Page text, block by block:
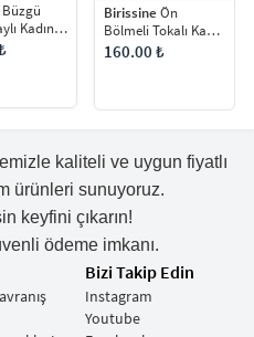
Büzgü
Kadın
Birissine Ön
Bölmeli Tokalı Kadın
Günlük Çapraz
160.00 ₺
kaliteli ve uygun fiyatlı
ürünleri sunuyoruz.
keyfini çıkarın!
ödeme imkanı.
Bizi Takip Edin
Instagram
Youtube